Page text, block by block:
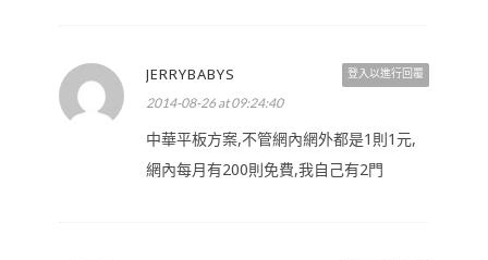
登入以進行回覆
JERRYBABYS
2014-08-26 at 09:24:40
中華平板方案,不管網內網外都是1則1元,
網內每月有200則免費,我自己有2門